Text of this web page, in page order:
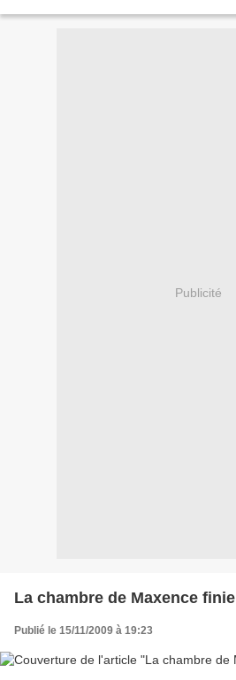
Publicité
La chambre de Maxence finie
Publié le 15/11/2009 à 19:23